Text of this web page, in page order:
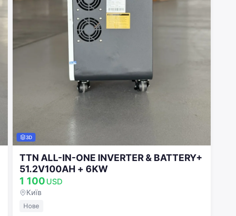
3D
TTN ALL-IN-ONE INVERTER & BATTERY+
51.2V100AH + 6KW
1 100 USD
Київ
Нове